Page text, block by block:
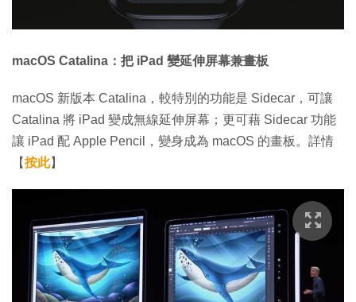
macOS Catalina：把 iPad 變延伸屏幕兼畫板
macOS 新版本 Catalina，較特別的功能是 Sidecar，可讓
Catalina 將 iPad 變成無線延伸屏幕；更可藉 Sidecar 功能
讓 iPad 配 Apple Pencil，變身成為 macOS 的畫板。詳情
【按此】